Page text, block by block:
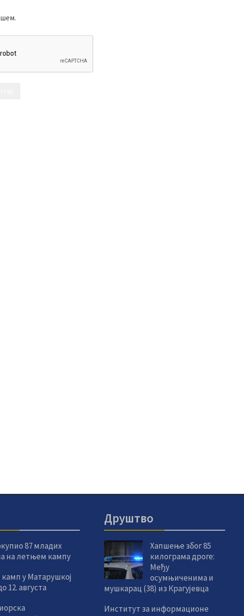
87 младих
на летњем кампу
у Матарушкој
12. августа
Друштво
Хапшење због 85
килограма дроге:
Међу
осумњиченима и
мушкарац (38) из Крагујевца
Институт за информационе